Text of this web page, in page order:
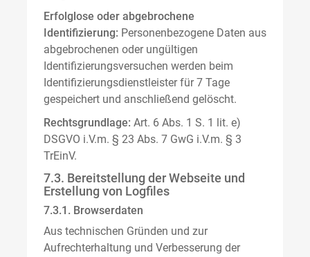
Erfolglose oder abgebrochene
Identifizierung: Personenbezogene Daten aus
abgebrochenen oder ungültigen
Identifizierungsversuchen werden beim
Identifizierungsdienstleister für 7 Tage
gespeichert und anschließend gelöscht.
Rechtsgrundlage: Art. 6 Abs. 1 S. 1 lit. e)
DSGVO i.V.m. § 23 Abs. 7 GwG i.V.m. § 3
TrEinV.
7.3. Bereitstellung der Webseite und
Erstellung von Logfiles
7.3.1. Browserdaten
Aus technischen Gründen und zur
Aufrechterhaltung und Verbesserung der